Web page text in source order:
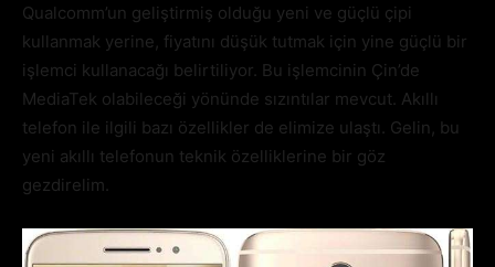
Qualcomm’un geliştirmiş olduğu yeni ve güçlü çipi
kullanmak yerine, fiyatını düşük tutmak için yine güçlü bir
işlemci kullanacağı belirtiliyor. Bu işlemcinin Çin’de
MediaTek olabileceği yönünde sızıntılar mevcut. Akıllı
telefon ile ilgili bazı özellikler de elimize ulaştı. Gelin, bu
yeni akıllı telefonun teknik özelliklerine bir göz
gezdirelim.